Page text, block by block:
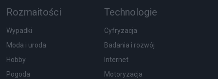
Rozmaitości
Wypadki
Moda i uroda
Hobby
Pogoda
Technologie
Cyfryzacja
Badania i rozwój
Internet
Motoryzacja